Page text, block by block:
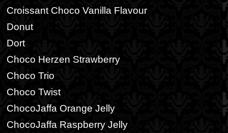
Croissant Choco Vanilla Flavour
Donut
Dort
Choco Herzen Strawberry
Choco Trio
Choco Twist
ChocoJaffa Orange Jelly
ChocoJaffa Raspberry Jelly